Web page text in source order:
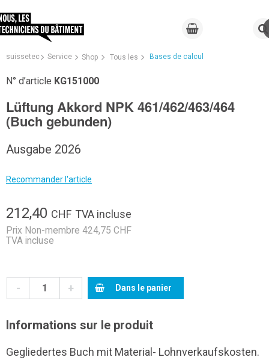
suissetec Service Shop Tous les Bases de calcul
N° d’article KG151000
Lüftung Akkord NPK 461/462/463/464
(Buch gebunden)
Ausgabe 2026
Recommander l'article
212,40 CHF TVA incluse
Prix Non-membre 424,75 CHF
TVA incluse
- + Dans le panier
Informations sur le produit
Gegliedertes Buch mit Material- Lohnverkaufskosten.